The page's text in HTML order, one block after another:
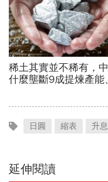
日圓 縮表 升息
延伸閱讀